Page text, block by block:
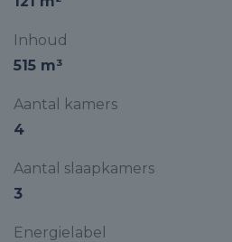
Inhoud
515 m³
Aantal kamers
4
Aantal slaapkamers
3
Energielabel